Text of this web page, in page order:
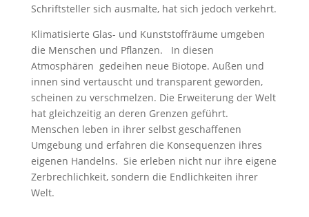
Schriftsteller sich ausmalte, hat sich jedoch verkehrt.
Klimatisierte Glas- und Kunststoffräume umgeben
die Menschen und Pflanzen. In diesen
Atmosphären gedeihen neue Biotope. Außen und
innen sind vertauscht und transparent geworden,
scheinen zu verschmelzen. Die Erweiterung der Welt
hat gleichzeitig an deren Grenzen geführt.
Menschen leben in ihrer selbst geschaffenen
Umgebung und erfahren die Konsequenzen ihres
eigenen Handelns. Sie erleben nicht nur ihre eigene
Zerbrechlichkeit, sondern die Endlichkeiten ihrer
Welt.